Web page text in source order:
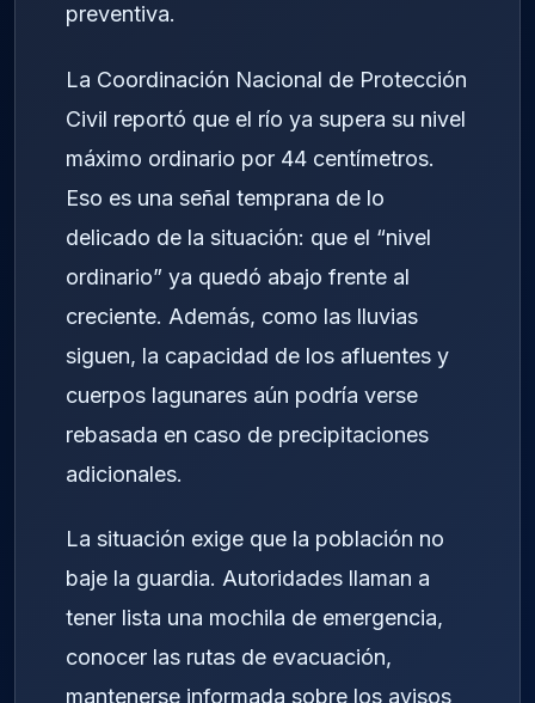
preventiva.
La Coordinación Nacional de Protección
Civil reportó que el río ya supera su nivel
máximo ordinario por 44 centímetros.
Eso es una señal temprana de lo
delicado de la situación: que el “nivel
ordinario” ya quedó abajo frente al
creciente. Además, como las lluvias
siguen, la capacidad de los afluentes y
cuerpos lagunares aún podría verse
rebasada en caso de precipitaciones
adicionales.
La situación exige que la población no
baje la guardia. Autoridades llaman a
tener lista una mochila de emergencia,
conocer las rutas de evacuación,
mantenerse informada sobre los avisos